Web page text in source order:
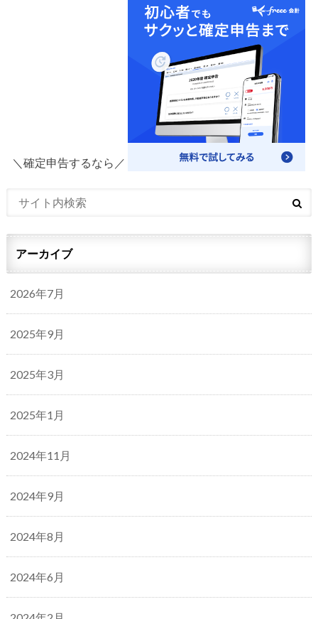
＼確定申告するなら／
アーカイブ
2026年7月
2025年9月
2025年3月
2025年1月
2024年11月
2024年9月
2024年8月
2024年6月